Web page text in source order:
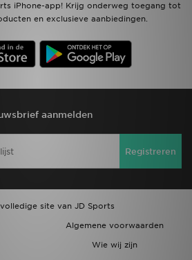
iPhone-app! Krijg onderweg toegang tot
en exclusieve aanbiedingen.
aanmelden
Registreren
site van JD Sports
Algemene voorwaarden
Wie wij zijn